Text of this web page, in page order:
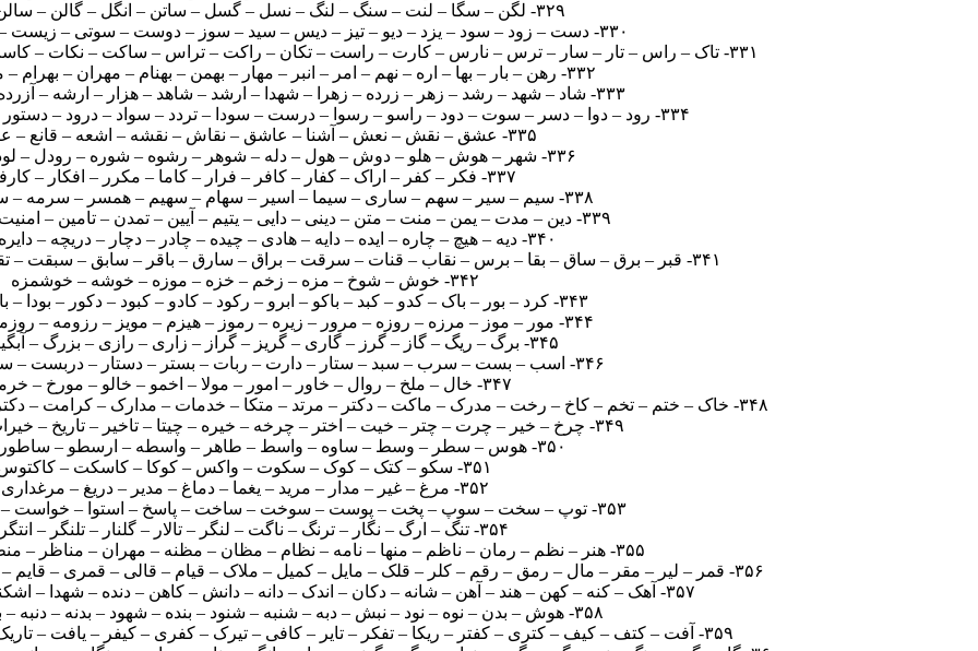
۳۲۹- لگن – سگا – لنت – سنگ – لنگ – نسل – گسل – ساتن – انگل – گالن – سالن – گلستان
۳۳۰- دست – زود – سود – یزد – دیو – تیز – دیس – سید – سوز – دوست – سوتی – زیست – دویست – دوزیست
۳۳۱- تاک – راس – تار – سار – ترس – نارس – کارت – راست – تکان – راکت – تراس – ساکت – نکات – کاست – تانکر – کنسرت – کارتن – ترسناک
۳۳۲- رهن – بار – بها – اره – نهم – امر – انبر – مهار – بهمن – بهنام – مهران – بهرام – مهربان – برنامه
۳۳۳- شاد – شهد – رشد – زهر – زرده – زهرا – شهدا – ارشد – شاهد – هزار – ارشه – آزرده – هشدار – شهرزاد
۳۳۴- رود – دوا – دسر – سوت – دود – راسو – رسوا – درست – سودا – تردد – سواد – درود – دستور – روستا – دادرس – دستاورد
۳۳۵- عشق – نقش – نعش – آشنا – عاشق – نقاش – نقشه – اشعه – قانع – عاشقانه
۳۳۶- شهر – هوش – هلو – دوش – هول – دله – شوهر – رشوه – شوره – رودل – لودر – دلشوره
۳۳۷- فکر – کفر – اراک – کفار – کافر – فرار – کاما – مکرر – افکار – کارفرما
۳۳۸- سیم – سیر – سهم – ساری – سیما – اسیر – سهام – سهیم – همسر – سرمه – سیاره – سرمایه
۳۳۹- دین – مدت – یمن – منت – متن – دینی – دایی – یتیم – آیین – تمدن – تامین – امنیت – تایید – دینامیت
۳۴۰- دیه – هیچ – چاره – ایده – دایه – هادی – چیده – چادر – دچار – دریچه – دایره – دریاچه
۳۴۱- قبر – برق – ساق – بقا – برس – نقاب – قنات – سرقت – براق – سارق – باقر – سابق – سبقت – تقارن – قربان – رقابت – قبرستان
۳۴۲- خوش – شوخ – مزه – زخم – خزه – موزه – خوشه – خوشمزه
۳۴۳- کرد – بور – باک – کدو – کبد – باکو – ابرو – رکود – کادو – کبود – دکور – بودا – بارکد – دارکوب
۳۴۴- مور – موز – مرزه – روزه – مرور – زیره – رموز – هیزم – مویز – رزومه – روزمره – مهرورزی
۳۴۵- برگ – ریگ – گاز – گرز – گاری – گریز – گراز – زاری – رازی – بزرگ – آبگیر – بازیگر
۳۴۶- اسب – بست – سرب – سبد – ستار – دارت – ربات – بستر – دستار – دربست – سرداب – داربست
۳۴۷- خال – ملخ – روال – خاور – امور – مولا – اخمو – خالو – مورخ – خرمالو
۳۴۸- خاک – ختم – تخم – کاخ – رخت – مدرک – ماکت – دکتر – مرتد – متکا – خدمات – مدارک – کرامت – دکترا – تدارک – تراکم – دمکرات – خدمتکار
۳۴۹- چرخ – خیر – چرت – چتر – خیت – اختر – چرخه – خیره – چیتا – تاخیر – تاریخ – خیرات – تیاره – تاریخچه
۳۵۰- هوس – سطر – وسط – ساوه – واسط – طاهر – واسطه – ارسطو – ساطور – اسطوره
۳۵۱- سکو – کتک – کوک – سکوت – واکس – کوکا – کاسکت – کاکتوس
۳۵۲- مرغ – غیر – مدار – مرید – یغما – دماغ – مدیر – دریغ – مرغداری
۳۵۳- توپ – سخت – سوپ – پخت – پوست – سوخت – ساخت – پاسخ – استوا – خواست – سخاوت – اختاپوس
۳۵۴- تنگ – ارگ – نگار – ترنگ – ناگت – لنگر – تالار – گلنار – تلنگر – انتگرال
۳۵۵- هنر – نظم – رمان – ناظم – منها – نامه – نظام – مظان – مظنه – مهران – مناظر – منظره – نظاره – مناظره
۳۵۶- قمر – لیر – مقر – مال – رمق – رقم – کلر – قلک – مایل – کمیل – ملاک – قیام – قالی – قمری – قایم – قمار – لایق – کالری – اقلیم – قلمکاری
۳۵۷- آهک – کنه – کهن – هند – آهن – شانه – دکان – اندک – دانه – دانش – کاهن – دنده – شهدا – اشکنه – آکنده – کشنده – دانشکده
۳۵۸- هوش – بدن – نوه – نود – نبش – دبه – شنبه – شنود – بنده – شهود – بدنه – دنبه – بهنوش – دوشنبه
۳۵۹- آفت – کتف – کیف – کتری – کفتر – ریکا – تفکر – تایر – کافی – تیرک – کفری – کیفر – یافت – تاریک – تریاک – کفتار – کفایت – ترافیک